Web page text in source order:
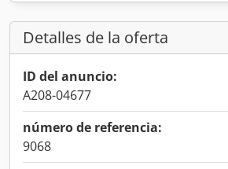
Detalles de la oferta
ID del anuncio:
A208-04677
número de referencia:
9068